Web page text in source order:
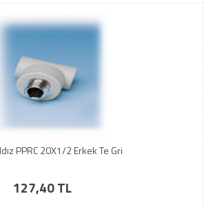
PPRC 20X1/2 Erkek Te Gri
127,40 TL